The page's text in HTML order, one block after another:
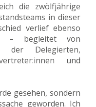
die zwölfjährige
in dieser
verlief ebenso
– begleitet von
der Delegierten,
und
gesehen, sondern
geworden. Ich